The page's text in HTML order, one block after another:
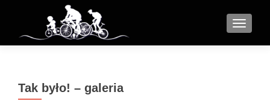
MENU
Tak było! – galeria